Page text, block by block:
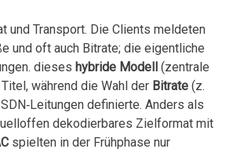
Transport.⁤ Die Clients meldeten
und oft auch Bitrate; ‍die eigentliche
dieses hybride Modell (zentrale
während die⁤ Wahl ⁤der Bitrate (z.
definierte. Anders als‍
dekodierbares Zielformat mit
⁢spielten in ‍der Frühphase nur⁤